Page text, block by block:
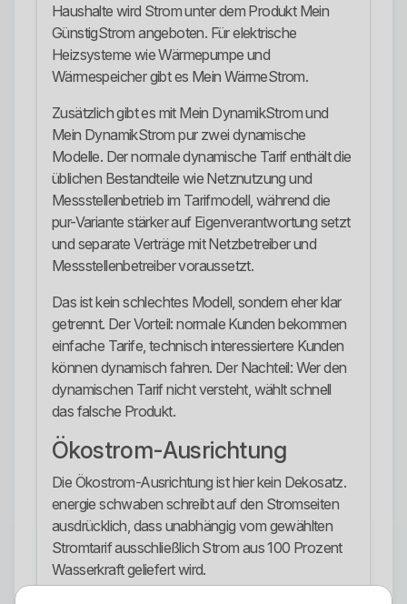
Haushalte wird Strom unter dem Produkt Mein
GünstigStrom angeboten. Für elektrische
Heizsysteme wie Wärmepumpe und
Wärmespeicher gibt es Mein WärmeStrom.
Zusätzlich gibt es mit Mein DynamikStrom und
Mein DynamikStrom pur zwei dynamische
Modelle. Der normale dynamische Tarif enthält die
üblichen Bestandteile wie Netznutzung und
Messstellenbetrieb im Tarifmodell, während die
pur-Variante stärker auf Eigenverantwortung setzt
und separate Verträge mit Netzbetreiber und
Messstellenbetreiber voraussetzt.
Das ist kein schlechtes Modell, sondern eher klar
getrennt. Der Vorteil: normale Kunden bekommen
einfache Tarife, technisch interessiertere Kunden
können dynamisch fahren. Der Nachteil: Wer den
dynamischen Tarif nicht versteht, wählt schnell
das falsche Produkt.
Ökostrom-Ausrichtung
Die Ökostrom-Ausrichtung ist hier kein Dekosatz.
energie schwaben schreibt auf den Stromseiten
ausdrücklich, dass unabhängig vom gewählten
Stromtarif ausschließlich Strom aus 100 Prozent
Wasserkraft geliefert wird.